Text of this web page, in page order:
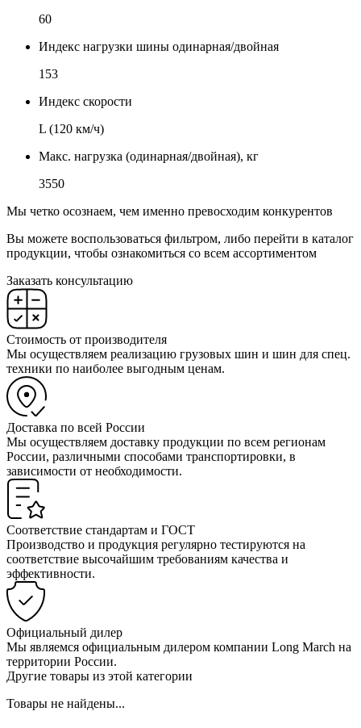
60
Индекс нагрузки шины одинарная/двойная
153
Индекс скорости
L (120 км/ч)
Макс. нагрузка (одинарная/двойная), кг
3550
Мы четко осознаем, чем именно превосходим конкурентов
Вы можете воспользоваться фильтром, либо перейти в каталог
продукции, чтобы ознакомиться со всем ассортиментом
Заказать консультацию
Стоимость от производителя
Мы осуществляем реализацию грузовых шин и шин для спец.
техники по наиболее выгодным ценам.
Доставка по всей России
Мы осуществляем доставку продукции по всем регионам
России, различными способами транспортировки, в
зависимости от необходимости.
Соответствие стандартам и ГОСТ
Производство и продукция регулярно тестируются на
соответствие высочайшим требованиям качества и
эффективности.
Официальный дилер
Мы являемся официальным дилером компании Long March на
территории России.
Другие товары из этой категории
Товары не найдены...